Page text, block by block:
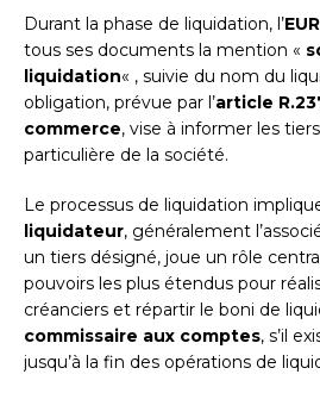
Durant la phase de liquidation, l’
tous ses documents la mention «
liquidation« , suivie du nom du
obligation, prévue par l’article
commerce, vise à informer les
particulière de la société.
Le processus de liquidation
liquidateur, généralement
un tiers désigné, joue un rôle
pouvoirs les plus étendus pour
créanciers et répartir le boni de
commissaire aux comptes, s’il
jusqu’à la fin des opérations de